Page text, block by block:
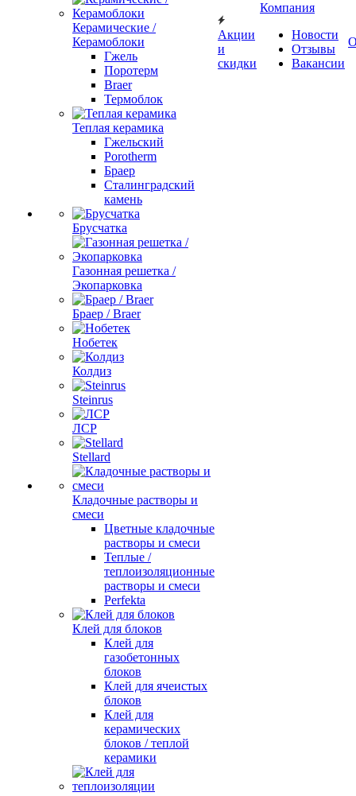
Керамические /
Керамоблоки
Гжель
Поротерм
Braer
Термоблок
Теплая керамика
Гжельский
Porotherm
Браер
Сталинградский
камень
Брусчатка
Газонная решетка /
Экопарковка
Браер / Braer
Нобетек
Колдиз
Steinrus
ЛСР
Stellard
Кладочные растворы и
смеси
Цветные кладочные
растворы и смеси
Теплые /
теплоизоляционные
растворы и смеси
Perfekta
Клей для блоков
Клей для
газобетонных
блоков
Клей для ячеистых
блоков
Клей для
керамических
блоков / теплой
керамики
Акции
и
скидки
Компания
Новости
Отзывы
Вакансии